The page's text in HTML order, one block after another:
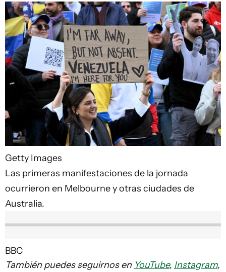
Getty Images
Las primeras manifestaciones de la jornada
ocurrieron en Melbourne y otras ciudades de
Australia.
BBC
También puedes seguirnos en YouTube, Instagram,